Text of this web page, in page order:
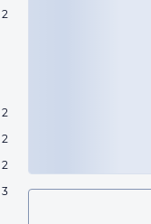
2
2
2
2
3